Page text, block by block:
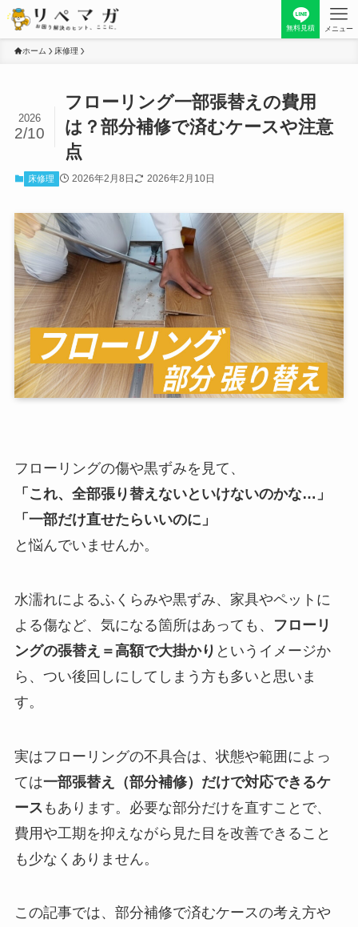
無料見積 メニュー
ホーム 床修理
フローリング一部張替えの費用
は？部分補修で済むケースや注意
点
2026
2/10
床修理 2026年2月8日 2026年2月10日
フローリングの傷や黒ずみを見て、
「これ、全部張り替えないといけないのかな…」
「一部だけ直せたらいいのに」
と悩んでいませんか。
水濡れによるふくらみや黒ずみ、家具やペットに
よる傷など、気になる箇所はあっても、
フローリ
ングの張替え＝高額で大掛かり というイメージか
ら、つい後回しにしてしまう方も多いと思いま
す。
実はフローリングの不具合は、状態や範囲によっ
ては一部張替え（部分補修）だけで対応できるケ
ース もあります。必要な部分だけを直すことで、
費用や工期を抑えながら見た目を改善できること
も少なくありません。
この記事では、部分補修で済むケースの考え方や